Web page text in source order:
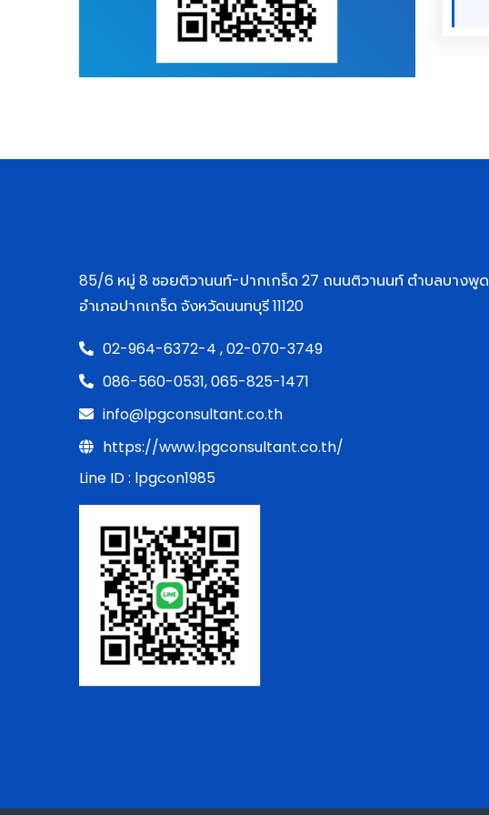
85/6 หมู่ 8 ซอยติวานนท์-ปากเกร็ด 27 ถนนติวานนท์ ตำบลบางพูด
อำเภอปากเกร็ด จังหวัดนนทบุรี 11120
02-964-6372-4 ,02-070-3749
086-560-0531,065-825-1471
info@lpgconsultant.co.th
https://www.lpgconsultant.co.th/
Line ID : lpgcon1985